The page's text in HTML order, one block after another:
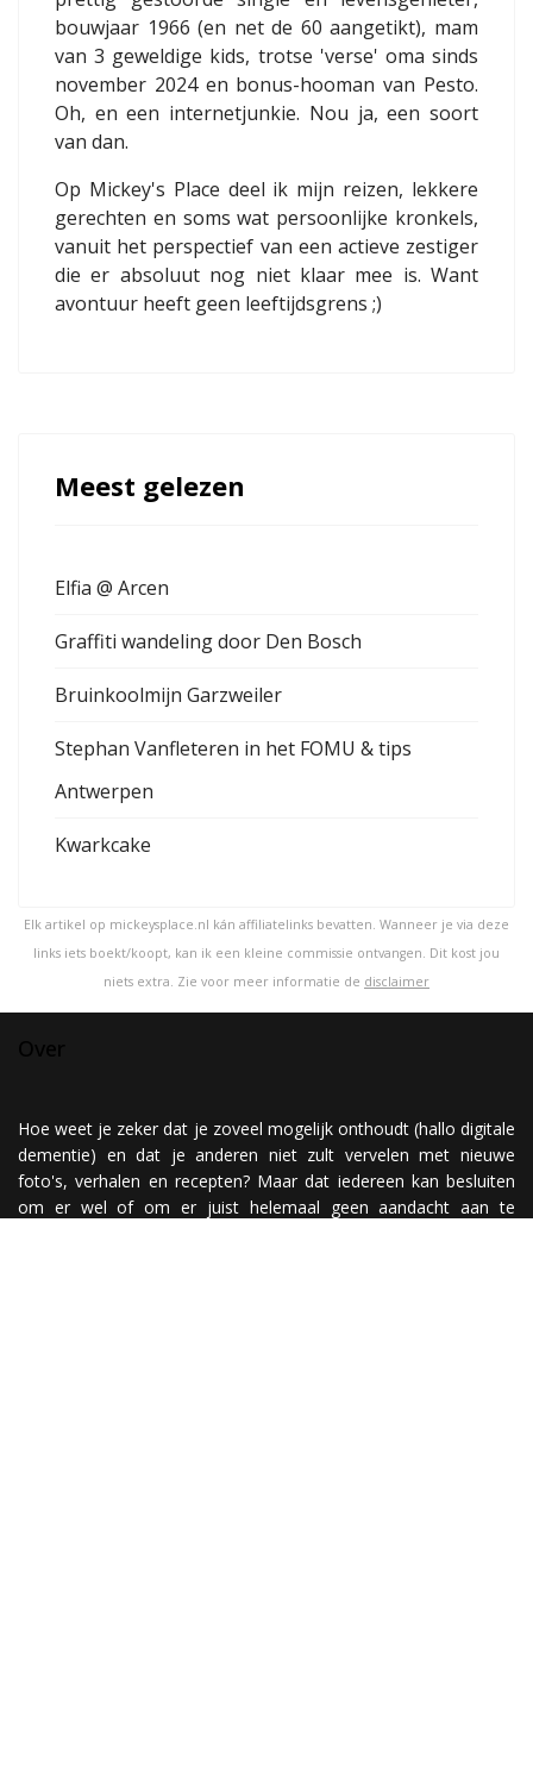
bouwjaar 1966 (en net de 60 aangetikt), mam
van 3 geweldige kids, trotse 'verse' oma sinds
november 2024 en bonus-hooman van Pesto.
Oh, en een internetjunkie. Nou ja, een soort
van dan.
Op Mickey's Place deel ik mijn reizen, lekkere
gerechten en soms wat persoonlijke kronkels,
vanuit het perspectief van een actieve zestiger
die er absoluut nog niet klaar mee is. Want
avontuur heeft geen leeftijdsgrens ;)
Meest gelezen
Elfia @ Arcen
Graffiti wandeling door Den Bosch
Bruinkoolmijn Garzweiler
Stephan Vanfleteren in het FOMU & tips
Antwerpen
Kwarkcake
Elk artikel op mickeysplace.nl kán affiliatelinks bevatten. Wanneer je via deze
links iets boekt/koopt, kan ik een kleine commissie ontvangen. Dit kost jou
niets extra. Zie voor meer informatie de disclaimer
Hoe weet je zeker dat je zoveel mogelijk onthoudt (hallo digitale
dementie) en dat je anderen niet zult vervelen met nieuwe
foto's, verhalen en recepten? Maar dat iedereen kan besluiten
om er wel of om er juist helemaal geen aandacht aan te